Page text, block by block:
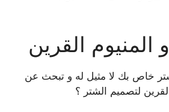
القرين
خاص بك لا مثيل له و تبحث عن
لتصميم الشتر ؟